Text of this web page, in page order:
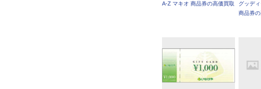
A-Z マキオ 商品券の高価買取
グッデ
商品券